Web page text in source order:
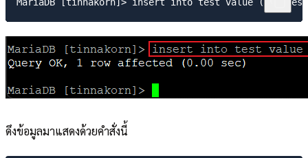
ดึงข้อมูลมาแสดงด้วยคำสั่งนี้